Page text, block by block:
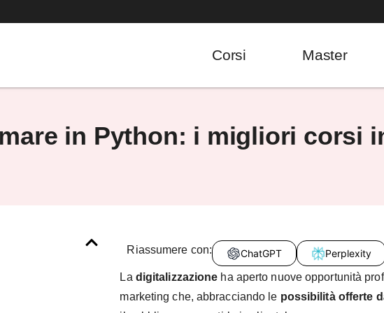
Corsi Master
in Python: i migliori corsi
Riassumere con: ChatGPT Perplexity
La digitalizzazione ha aperto nuove opportunità
marketing che, abbracciando le possibilità offerte